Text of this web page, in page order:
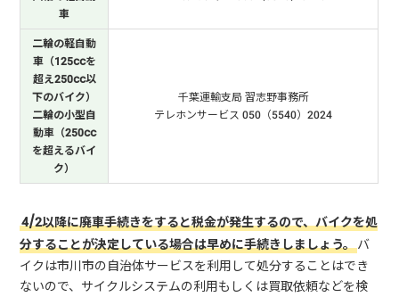
車
二輪の軽自動
車（125ccを
超え250cc以
下のバイク）
二輪の小型自
動車（250cc
を超えるバイ
ク）
千葉運輸支局 習志野事務所
テレホンサービス 050（5540）2024
4/2以降に廃車手続きをすると税金が発生するので、バイクを処
分することが決定している場合は早めに手続きしましょう。バ
イクは市川市の自治体サービスを利用して処分することはでき
ないので、サイクルシステムの利用もしくは買取依頼などを検